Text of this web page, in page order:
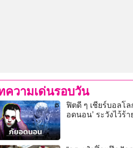
ความเด่นรอบวัน
ฟิตดี ๆ เชียร์บอลโล
อดนอน’ ระวังไว้ร้า